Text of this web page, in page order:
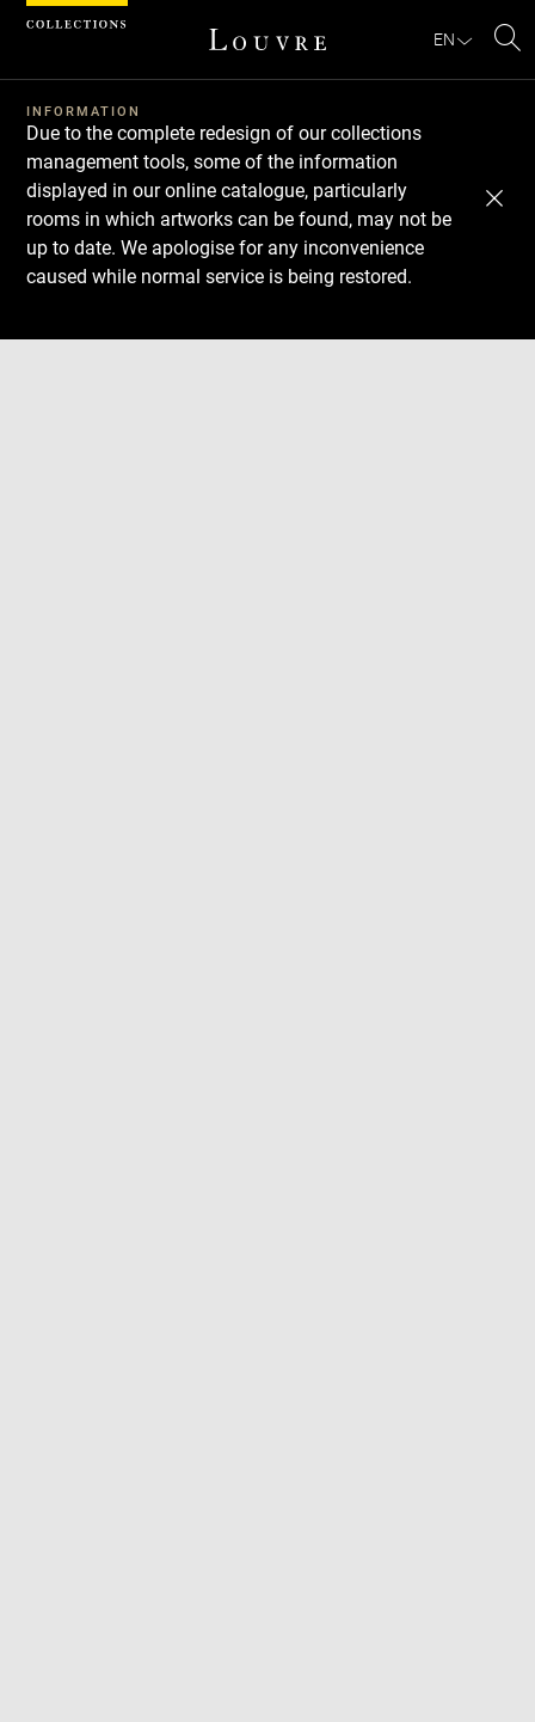
EN
INFORMATION
Due to the complete redesign of our collections
management tools, some of the information
displayed in our online catalogue, particularly
rooms in which artworks can be found, may not be
up to date. We apologise for any inconvenience
caused while normal service is being restored.
Download
Next
Previous
Cookies management panel